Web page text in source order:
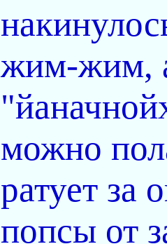
жим-жим,
можно
ратует за
попсы от